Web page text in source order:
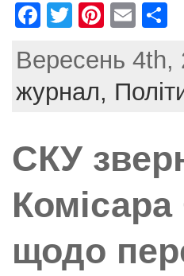
F
c
e
o
o
k
T
itt
er
Pi
er
e
E
ai
l
e
Вересень 4th,
журнал,
СКУ
щодо